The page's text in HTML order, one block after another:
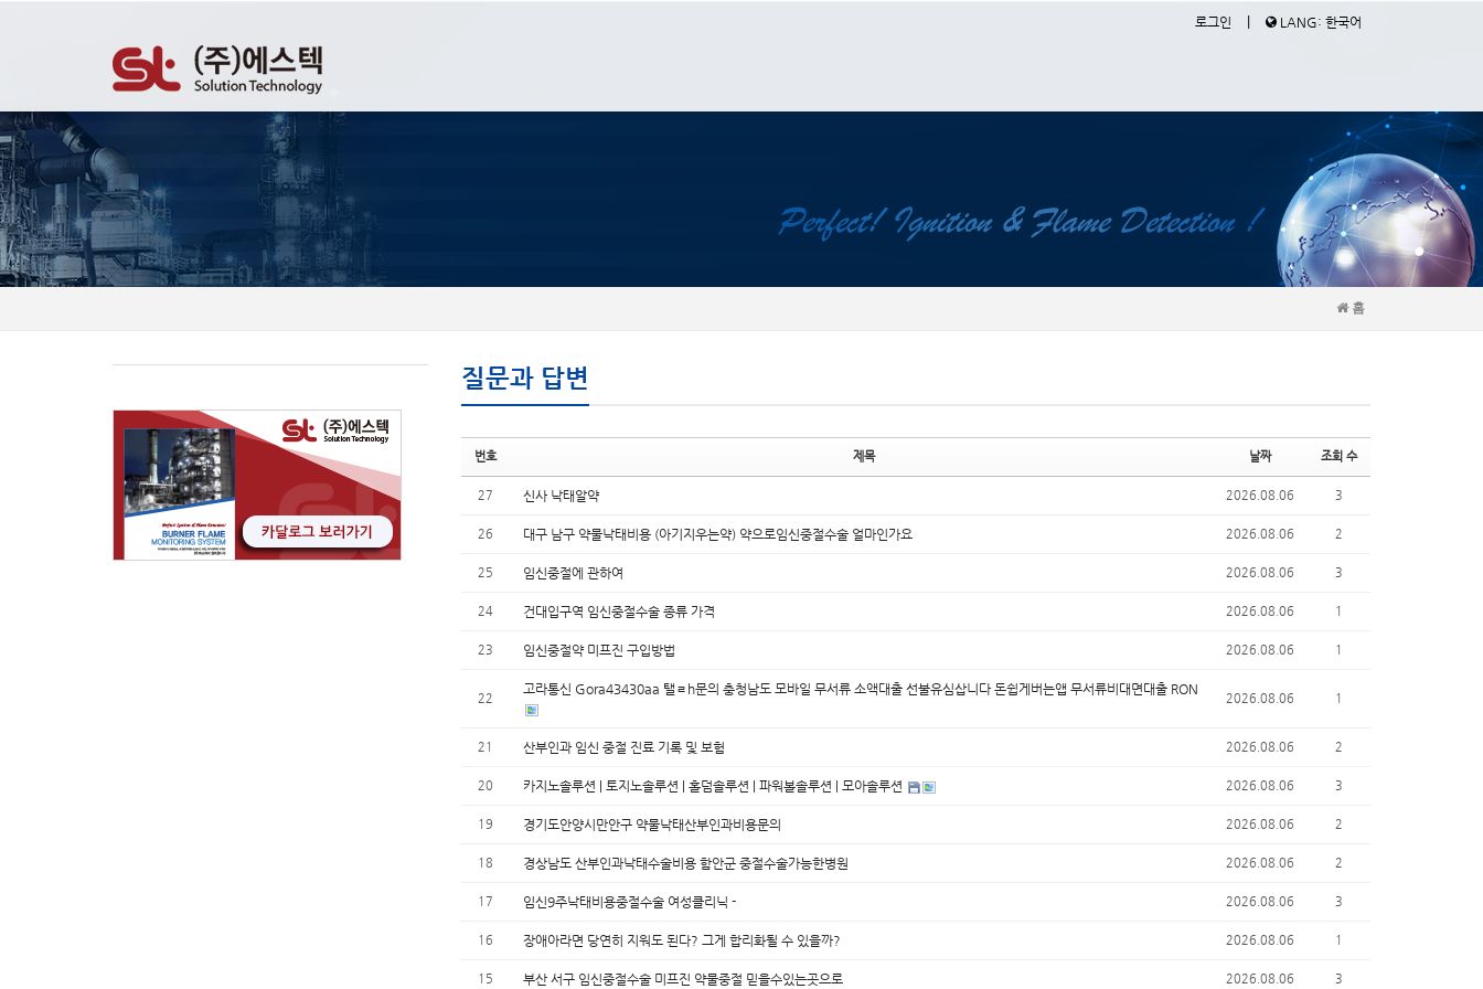
로그인 LANG: 한국어
홈
질문과 답변
번호 제목 날짜 조회 수
27 신사 낙태알약 2026.08.06 3
26 대구 남구 약물낙태비용 (아기지우는약) 약으로임신중절수술 얼마인가요 2026.08.06 2
25 임신중절에 관하여 2026.08.06 3
24 건대입구역 임신중절수술 종류 가격 2026.08.06 1
23 임신중절약 미프진 구입방법 2026.08.06 1
22
고라통신 Gora43430aa 탤ㄹh문의 충청남도 모바일 무서류 소액대출 선불유심삽니다 돈쉽게버는앱 무서류비대면대출 RON
2026.08.06 1
21 산부인과 임신 중절 진료 기록 및 보험 2026.08.06 2
20 카지노솔루션 | 토지노솔루션 | 홀덤솔루션 | 파워볼솔루션 | 모아솔루션 2026.08.06 3
19 경기도안양시만안구 약물낙태산부인과비용문의 2026.08.06 2
18 경상남도 산부인과낙태수술비용 함안군 중절수술가능한병원 2026.08.06 2
17 임신9주낙태비용중절수술 여성클리닉 - 2026.08.06 3
16 장애아라면 당연히 지워도 된다? 그게 합리화될 수 있을까? 2026.08.06 1
15 부산 서구 임신중절수술 미프진 약물중절 믿을수있는곳으로 2026.08.06 3